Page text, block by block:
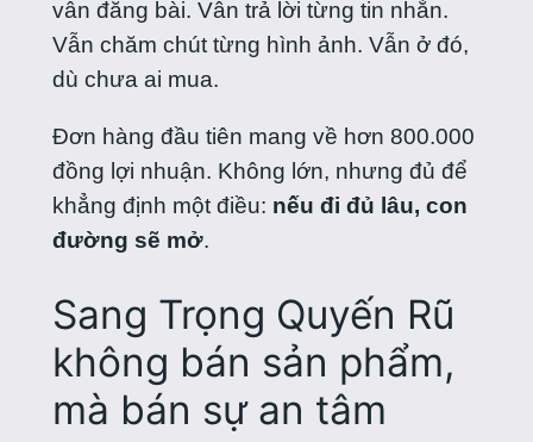
vẫn đăng bài. Vẫn trả lời từng tin nhắn.
Vẫn chăm chút từng hình ảnh. Vẫn ở đó,
dù chưa ai mua.
Đơn hàng đầu tiên mang về hơn 800.000
đồng lợi nhuận. Không lớn, nhưng đủ để
khẳng định một điều: nếu đi đủ lâu, con
đường sẽ mở.
Sang Trọng Quyến Rũ
không bán sản phẩm,
mà bán sự an tâm